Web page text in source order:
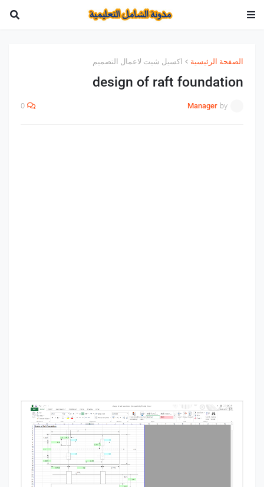
الصفحة الرئيسية اكسيل شيت لاعمال التصميم
design of raft foundation
by
Manager
0